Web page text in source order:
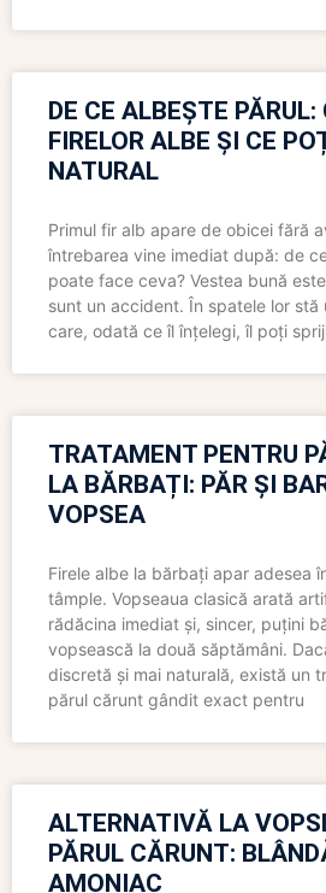
DE CE ALBEȘTE PĂRUL:
FIRELOR ALBE ȘI CE
NATURAL
Primul fir alb apare de obicei fără
întrebarea vine imediat după: de
poate face ceva? Vestea bună
sunt un accident. În spatele lor stă
care, odată ce îl înțelegi, îl poți
TRATAMENT PENTRU
LA BĂRBAȚI: PĂR ȘI
VOPSEA
Firele albe la bărbați apar adesea
tâmple. Vopseaua clasică arată
rădăcina imediat și, sincer, puțini
vopsească la două săptămâni.
discretă și mai naturală, există un
părul cărunt gândit exact pentru
ALTERNATIVĂ LA
PĂRUL CĂRUNT:
AMONIAC